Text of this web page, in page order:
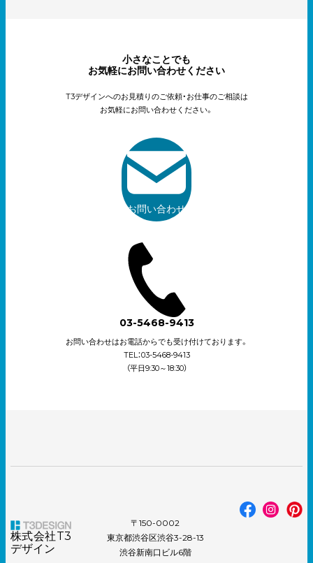
小さなことでも
お気軽にお問い合わせください
T3デザインへのお見積りのご依頼・お仕事のご相談は
お気軽にお問い合わせください。
お問い合わせ
03-5468-9413
お問い合わせはお電話からでも受け付けております。
TEL：03-5468-9413
（平日9:30～18:30）
株式会社T3
デザイン
〒150-0002
東京都渋谷区渋谷3-28-13
渋谷新南口ビル6階